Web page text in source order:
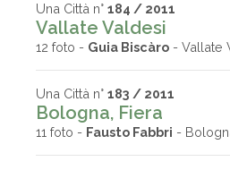
Una Città n° 184 / 2011
Vallate Valdesi
12 foto - Guia Biscàro - Vallate
Una Città n° 183 / 2011
Bologna, Fiera
11 foto - Fausto Fabbri -